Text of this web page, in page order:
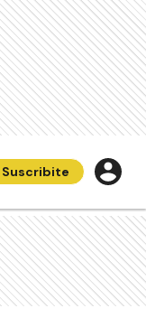
Suscribite